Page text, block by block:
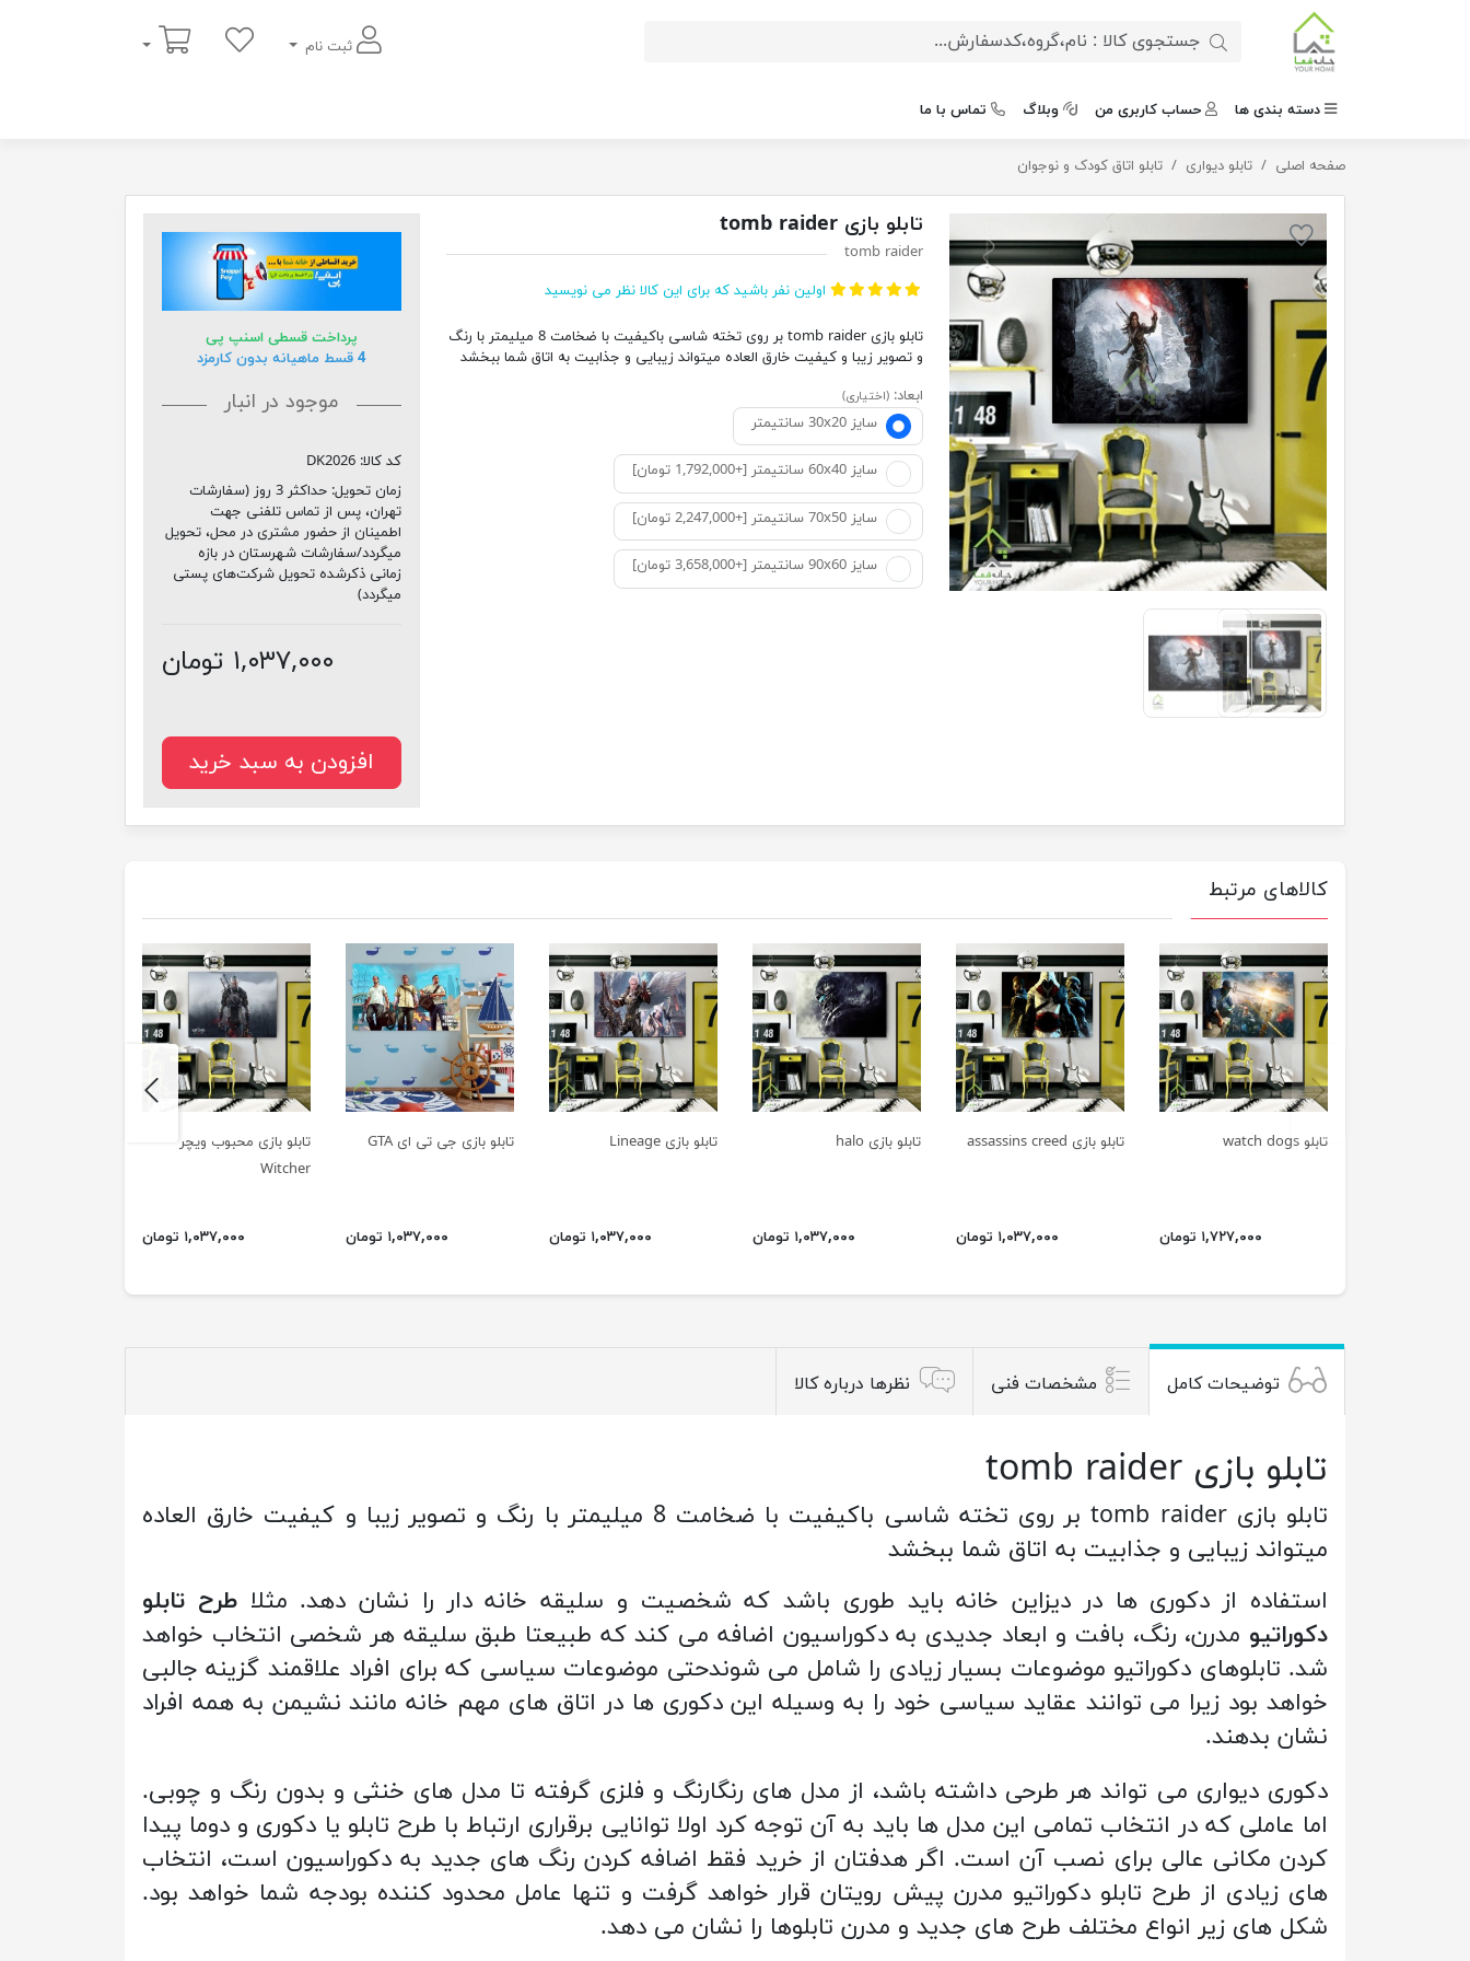
ثبت نام
سبد خرید
دسته بندی ها حساب کاربری من وبلاگ تماس با ما
صفحه اصلی تابلو دیواری تابلو اتاق کودک و نوجوان تابلو بازی tomb raider
تابلو بازی tomb raider
tomb raider
اولین نفر باشید که برای این کالا نظر می نویسید
تابلو بازی tomb raider بر روی تخته شاسی باکیفیت با ضخامت 8 میلیمتر با رنگ
و تصویر زیبا و کیفیت خارق العاده میتواند زیبایی و جذابیت به اتاق شما ببخشد
ابعاد: (اختیاری)
سایز 30x20 سانتیمتر
سایز 60x40 سانتیمتر [+1,792,000 تومان]
سایز 70x50 سانتیمتر [+2,247,000 تومان]
سایز 90x60 سانتیمتر [+3,658,000 تومان]
پرداخت قسطی اسنپ پی
4 قسط ماهیانه بدون کارمزد
موجود در انبار
کد کالا: DK2026
زمان تحویل:
حداکثر 3 روز (سفارشات
تهران، پس از تماس تلفنی جهت
اطمینان از حضور مشتری در محل، تحویل
میگردد/سفارشات شهرستان در بازه
زمانی ذکرشده تحویل شرکت‌های پستی
میگردد)
۱,۰۳۷,۰۰۰ تومان
افزودن به سبد خرید
کالاهای مرتبط
تابلو watch dogs
۱,۷۲۷,۰۰۰ تومان
تابلو بازی assassins creed
۱,۰۳۷,۰۰۰ تومان
تابلو بازی halo
۱,۰۳۷,۰۰۰ تومان
تابلو بازی Lineage
۱,۰۳۷,۰۰۰ تومان
تابلو بازی جی تی ای GTA
۱,۰۳۷,۰۰۰ تومان
تابلو بازی محبوب ویچر
Witcher
۱,۰۳۷,۰۰۰ تومان
previus
next
توضیحات کامل مشخصات فنی نظرها درباره کالا
تابلو بازی tomb raider
تابلو بازی tomb raider بر روی تخته شاسی باکیفیت با ضخامت 8 میلیمتر با رنگ و تصویر زیبا و کیفیت خارق العاده
میتواند زیبایی و جذابیت به اتاق شما ببخشد
استفاده از دکوری ها در دیزاین خانه باید طوری باشد که شخصیت و سلیقه خانه دار را نشان دهد. مثلاطرح تابلو
دکوراتیو مدرن، رنگ، بافت و ابعاد جدیدی به دکوراسیون اضافه می کند که طبیعتا طبق سلیقه هر شخصی انتخاب خواهد
شد. تابلوهای دکوراتیو موضوعات بسیار زیادی را شامل می شوندحتی موضوعات سیاسی که برای افراد علاقمند گزینه جالبی
خواهد بود زیرا می توانند عقاید سیاسی خود را به وسیله این دکوری ها در اتاق های مهم خانه مانند نشیمن به همه افراد
نشان بدهند.
دکوری دیواری می تواند هر طرحی داشته باشد، از مدل های رنگارنگ و فلزی گرفته تا مدل های خنثی و بدون رنگ و چوبی.
اما عاملی که در انتخاب تمامی این مدل ها باید به آن توجه کرد اولا توانایی برقراری ارتباط با طرح تابلو یا دکوری و دوما پیدا
کردن مکانی عالی برای نصب آن است. اگر هدفتان از خرید فقط اضافه کردن رنگ های جدید به دکوراسیون است، انتخاب
های زیادی از طرح تابلو دکوراتیو مدرن پیش رویتان قرار خواهد گرفت و تنها عامل محدود کننده بودجه شما خواهد بود.
شکل های زیر انواع مختلف طرح های جدید و مدرن تابلوها را نشان می دهد.